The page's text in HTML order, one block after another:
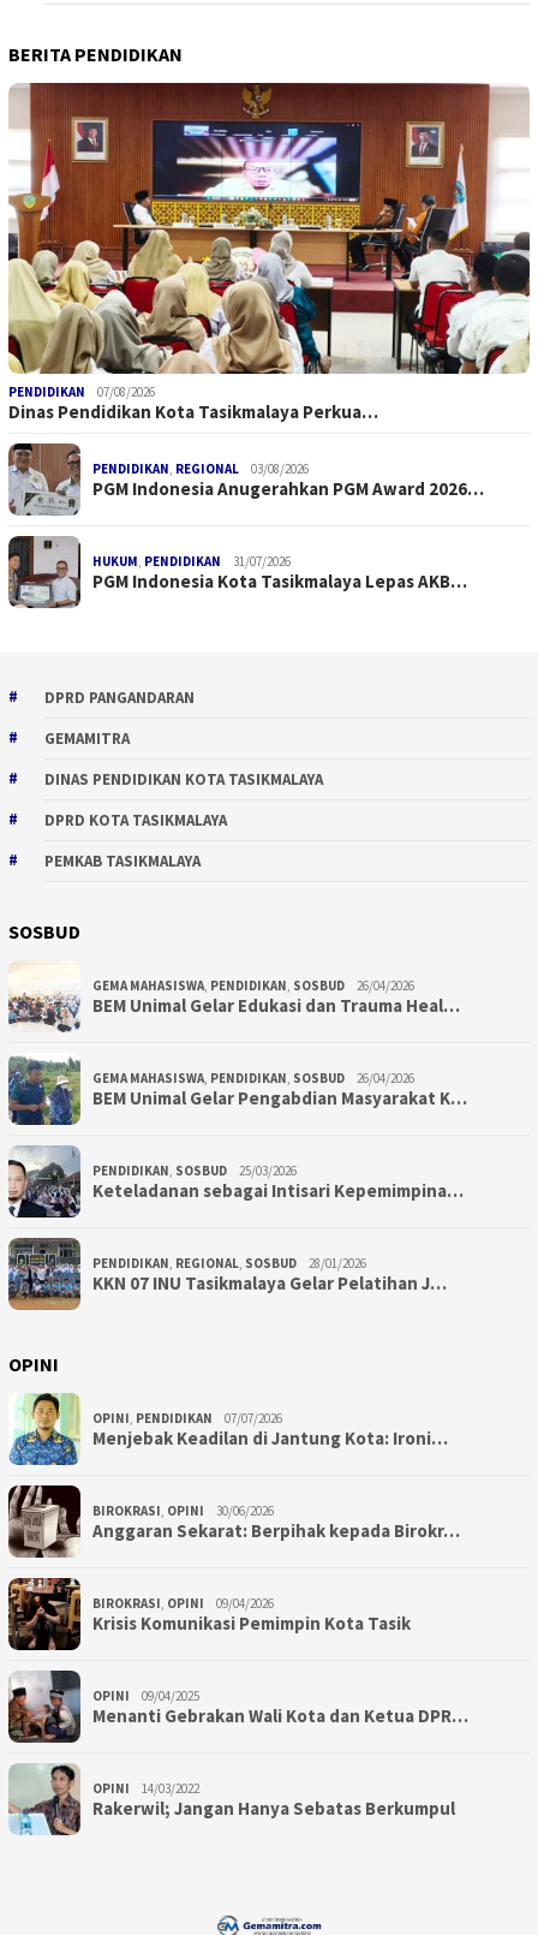
BERITA PENDIDIKAN
PENDIDIKAN 07/08/2026
Dinas Pendidikan Kota Tasikmalaya Perkua…
PENDIDIKAN, REGIONAL 03/08/2026
PGM Indonesia Anugerahkan PGM Award 2026…
HUKUM, PENDIDIKAN 31/07/2026
PGM Indonesia Kota Tasikmalaya Lepas AKB…
DPRD PANGANDARAN
GEMAMITRA
DINAS PENDIDIKAN KOTA TASIKMALAYA
DPRD KOTA TASIKMALAYA
PEMKAB TASIKMALAYA
SOSBUD
GEMA MAHASISWA, PENDIDIKAN, SOSBUD 26/04/2026
BEM Unimal Gelar Edukasi dan Trauma Heal…
GEMA MAHASISWA, PENDIDIKAN, SOSBUD 26/04/2026
BEM Unimal Gelar Pengabdian Masyarakat K…
PENDIDIKAN, SOSBUD 25/03/2026
Keteladanan sebagai Intisari Kepemimpina…
PENDIDIKAN, REGIONAL, SOSBUD 28/01/2026
KKN 07 INU Tasikmalaya Gelar Pelatihan J…
OPINI
OPINI, PENDIDIKAN 07/07/2026
Menjebak Keadilan di Jantung Kota: Ironi…
BIROKRASI, OPINI 30/06/2026
Anggaran Sekarat: Berpihak kepada Birokr…
BIROKRASI, OPINI 09/04/2026
Krisis Komunikasi Pemimpin Kota Tasik
OPINI 09/04/2025
Menanti Gebrakan Wali Kota dan Ketua DPR…
OPINI 14/03/2022
Rakerwil; Jangan Hanya Sebatas Berkumpul